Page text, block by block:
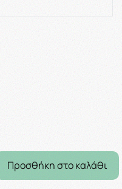
Προσθήκη στο καλάθι